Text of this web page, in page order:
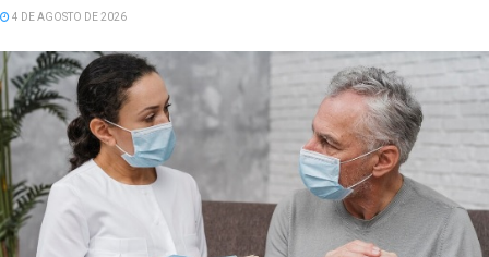
4 DE AGOSTO DE 2026